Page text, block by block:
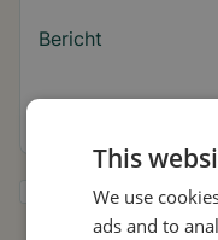
Bericht
Ja, ik wil tips
over Stil
This
We use
ads and to